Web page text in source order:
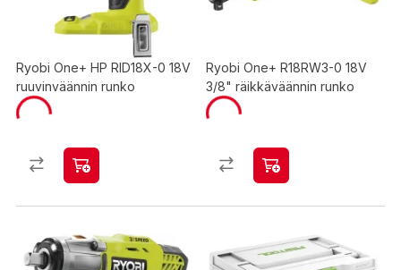
Ryobi One+ HP RID18X-0 18V
ruuvinväännin runko
Ryobi One+ R18RW3-0 18V
3/8" räikkäväännin runko